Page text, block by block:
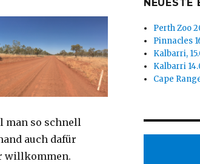
man so schnell
auch dafür
willkommen.
NEUESTE
Perth Zoo
Pinnacles
Kalbarri,
Kalbarri
Cape